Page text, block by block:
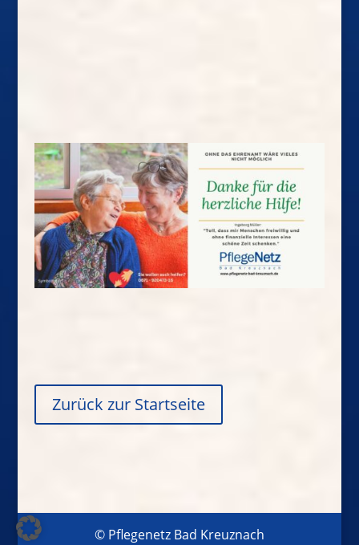
Zurück zur Startseite
© Pflegenetz Bad Kreuznach